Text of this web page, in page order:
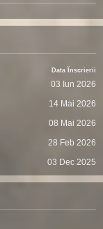
Data Înscrierii
03 Iun 2026
14 Mai 2026
08 Mai 2026
28 Feb 2026
03 Dec 2025